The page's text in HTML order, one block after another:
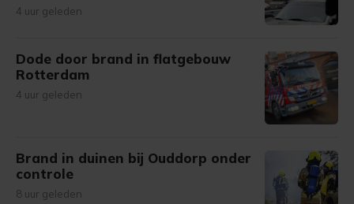
4 uur geleden
Dode door brand in flatgebouw
Rotterdam
4 uur geleden
Brand in duinen bij Ouddorp onder
controle
8 uur geleden